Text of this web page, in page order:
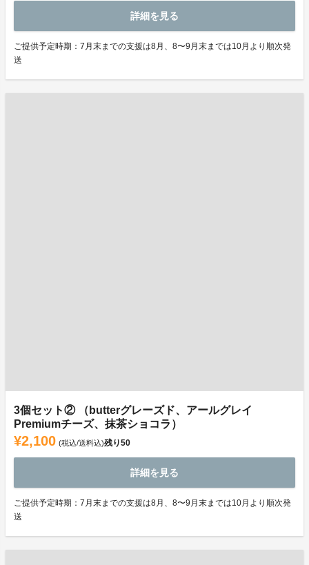
詳細を見る
ご提供予定時期：7月末までの支援は8月、8〜9月末までは10月より順次発
送
3個セット② （butterグレーズド、アールグレイ
Premiumチーズ、抹茶ショコラ）
¥2,100 (税込/送料込)残り50
詳細を見る
ご提供予定時期：7月末までの支援は8月、8〜9月末までは10月より順次発
送